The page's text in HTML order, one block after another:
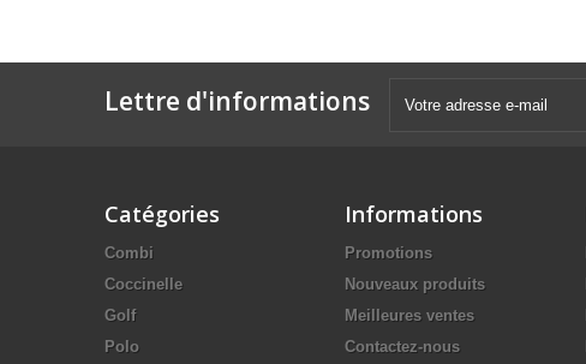
Lettre d'informations
Catégories
Combi
Coccinelle
Golf
Polo
Informations
Promotions
Nouveaux produits
Meilleures ventes
Contactez-nous